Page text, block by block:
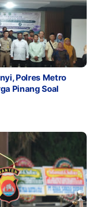
Polres Metro
Pinang Soal